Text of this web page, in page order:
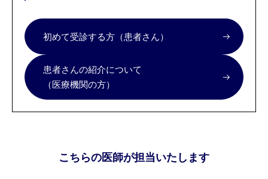
初めて受診する方（患者さん）
患者さんの紹介について
（医療機関の方）
こちらの医師が担当いたします